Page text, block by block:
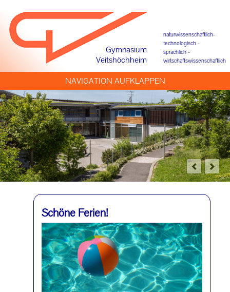
Gymnasium
Veitshöchheim
naturwissenschaftlich-
technologisch –
sprachlich –
wirtschaftswissenschaftlich
NAVIGATION AUFKLAPPEN
Schöne Ferien!